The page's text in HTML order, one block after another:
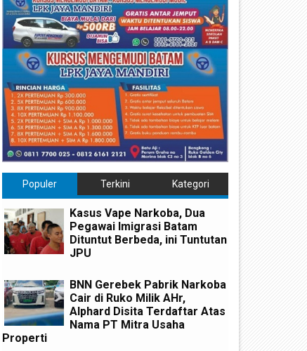
Populer Terkini Kategori
Kasus Vape Narkoba, Dua
Pegawai Imigrasi Batam
Dituntut Berbeda, ini Tuntutan
JPU
BNN Gerebek Pabrik Narkoba
Cair di Ruko Milik AHr,
Alphard Disita Terdaftar Atas
Nama PT Mitra Usaha
Properti